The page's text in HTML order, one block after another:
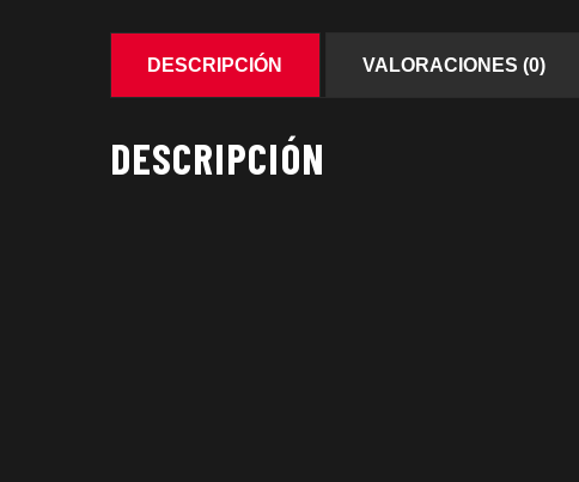
DESCRIPCIÓN VALORACIONES (0)
DESCRIPCIÓN